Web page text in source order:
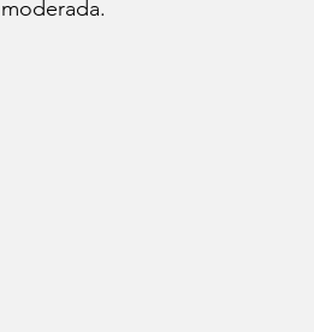
moderada.